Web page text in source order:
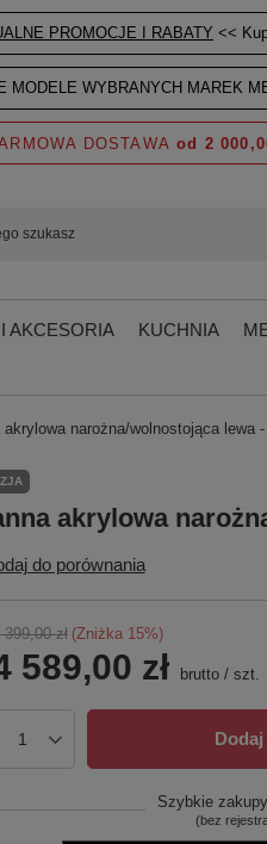
PROMOCJE I RABATY <<
MODELE WYBRANYCH MAREK
DOSTAWA od 2
AKCESORIA KUCHNIA
akrylowa narożna/wolnostojąca lewa
akrylowa
do porównania
399,00 zł (Zniżka 15%)
589,00 zł brutto/ szt.
Szybkie zakupy
(bez